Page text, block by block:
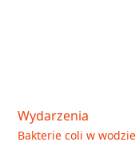
Wydarzenia
Bakterie coli w